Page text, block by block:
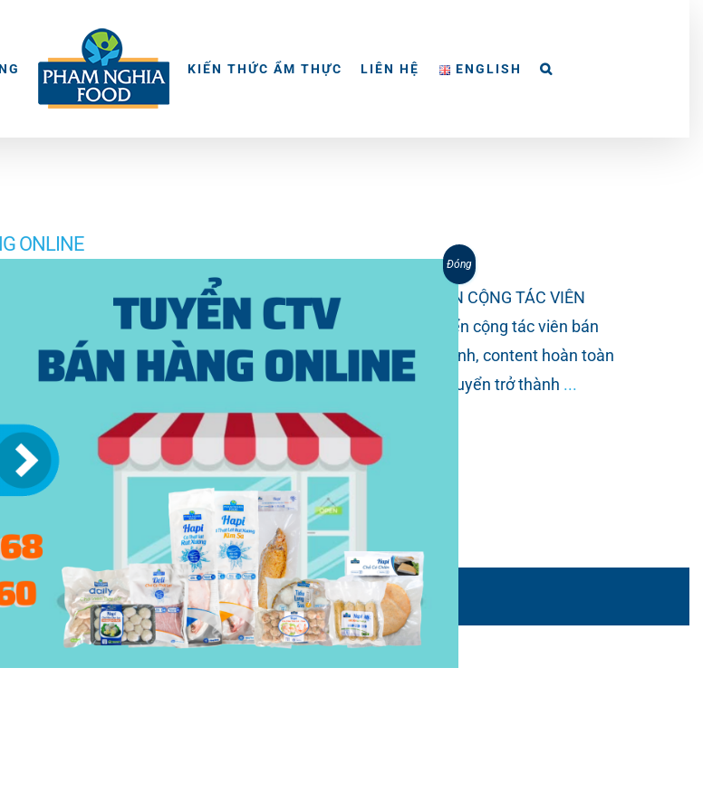
KIẾN THỨC ẨM THỰC LIÊN HỆ ENGLISH
ONLINE
ĐIỀN THÔNG TIN VÀO ĐÂY: PHAM NGHIA FOOD TUYỂN CỘNG TÁC VIÊN
TẠO MIỄN PHÍ Việc tốt mùa COVID: PHAM NGHIA FOOD tuyển cộng tác viên bán
lợi nhuận cao, được đào tạo kỹ năng bán hàng và hỗ trợ hình ảnh, content hoàn toàn
NGHIA FOOD Không mất gì mà lại có quá nhiều, hãy ứng tuyển trở thành ...
| BẢN QUYỀN NỘI DUNG BỞI PHẠM NGHĨA
DỰNG BỞI KEY DIGITAL| BẢO LƯU TOÀN QUYỀN
Đóng